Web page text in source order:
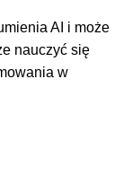
AI i może
nauczyć się
w